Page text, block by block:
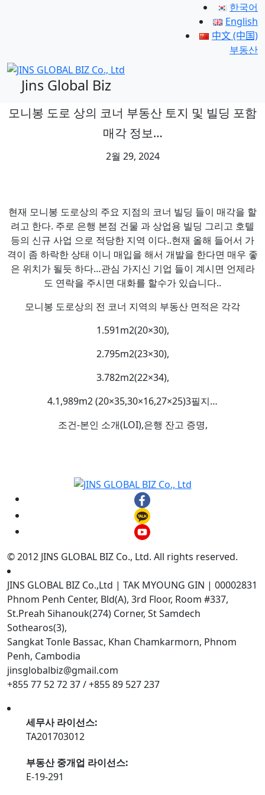
한국어
English
中文 (中国)
부동산
Jins Global Biz
모니봉 도로 상의 코너 부동산 토지 및 빌딩 포함
매각 정보…
2월 29, 2024
현재 모니봉 도로상의 주요 지점의 코너 빌딩 들이 매각을 할
려고 한다. 주로 은행 본점 건물 과 상업용 빌딩 그리고 호텔
등의 신규 사업 으로 적당한 지역 이다..현재 올해 들어서 가
격이 좀 하락한 상태 이니 매입을 해서 개발을 한다면 매우 좋
은 위치가 될듯 하다…관심 가지신 기업 들이 계시면 언제라
도 연락을 주시면 대화를 할수가 있습니다..
모니봉 도로상의 전 코너 지역의 부동산 면적은 각각
1.591m2(20×30),
2.795m2(23×30),
3.782m2(22×34),
4.1,989m2 (20×35,30×16,27×25)3필지…
조건-본인 소개(LOI),은행 잔고 증명,
© 2012 JINS GLOBAL BIZ Co., Ltd. All rights reserved.
JINS GLOBAL BIZ Co.,Ltd | TAK MYOUNG GIN | 00002831
Phnom Penh Center, Bld(A), 3rd Floor, Room #337,
St.Preah Sihanouk(274) Corner, St Samdech
Sothearos(3),
Sangkat Tonle Bassac, Khan Chamkarmorn, Phnom
Penh, Cambodia
jinsglobalbiz@gmail.com
+855 77 52 72 37 / +855 89 527 237
세무사 라이선스:
TA201703012
부동산 중개업 라이선스:
E-19-291